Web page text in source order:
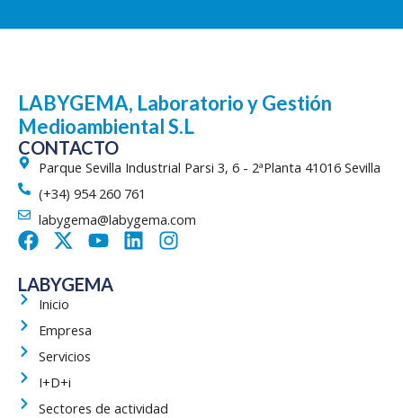
LABYGEMA, Laboratorio y Gestión
Medioambiental S.L
CONTACTO
Parque Sevilla Industrial Parsi 3, 6 - 2ªPlanta 41016 Sevilla
(+34) 954 260 761
labygema@labygema.com
F
a
c
e
b
o
k
X
t
w
i
t
t
e
r
Y
u
L
I
LABYGEMA
Inicio
Empresa
Servicios
I+D+i
Sectores de actividad